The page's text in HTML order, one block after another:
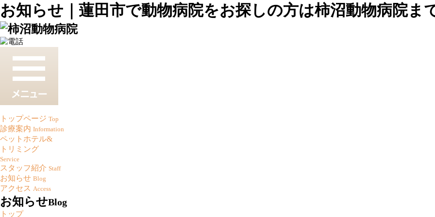
お知らせ｜蓮田市で動物病院をお探しの方は柿沼動物病院ま
トップページ Top
診療案内 Information
ペットホテル&
トリミング
Service
スタッフ紹介 Staff
お知らせ Blog
アクセス Access
お知らせBlog
トップ